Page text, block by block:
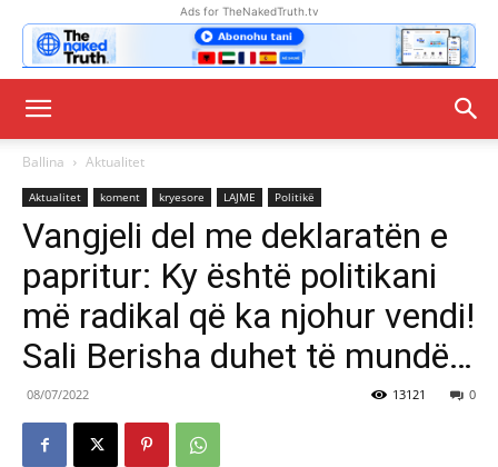
Ads for TheNakedTruth.tv
Ballina Aktualitet
Aktualitet koment kryesore LAJME Politikë
Vangjeli del me deklaratën e
papritur: Ky është politikani
më radikal që ka njohur vendi!
Sali Berisha duhet të mundë…
08/07/2022 0
13121